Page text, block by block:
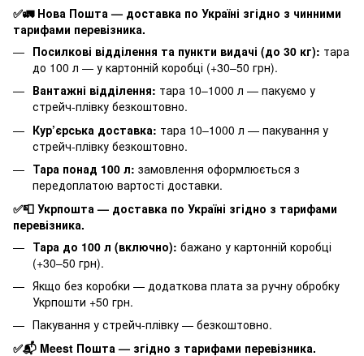
✅🚛 Нова Пошта — доставка по Україні згідно з чинними
тарифами перевізника.
Посилкові відділення та пункти видачі (до 30 кг): тара
до 100 л — у картонній коробці (+30–50 грн).
Вантажні відділення: тара 10–1000 л — пакуємо у
стрейч-плівку безкоштовно.
Кур’єрська доставка: тара 10–1000 л — пакування у
стрейч-плівку безкоштовно.
Тара понад 100 л: замовлення оформлюється з
передоплатою вартості доставки.
✅📮 Укрпошта — доставка по Україні згідно з тарифами
перевізника.
Тара до 100 л (включно): бажано у картонній коробці
(+30–50 грн).
Якщо без коробки — додаткова плата за ручну обробку
Укрпошти +50 грн.
Пакування у стрейч-плівку — безкоштовно.
✅📬 Meest Пошта — згідно з тарифами перевізника.